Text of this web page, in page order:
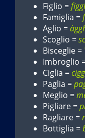
Figlio =
Famiglia =
Aglio =
Scoglio =
Bisceglie =
Imbroglio =
Ciglia =
Paglia =
Meglio =
Pigliare =
Ragliare =
Bottiglia =